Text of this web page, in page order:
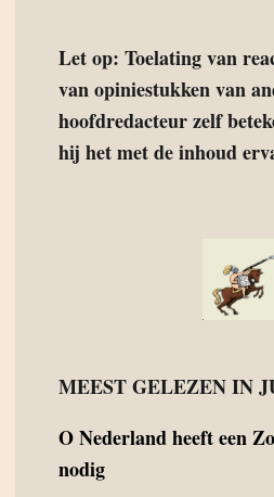
Let op: Toelating van
van opiniestukken van
hoofdredacteur zelf
hij het met de inhoud
MEEST GELEZEN IN
ONederland heeft een
nodig